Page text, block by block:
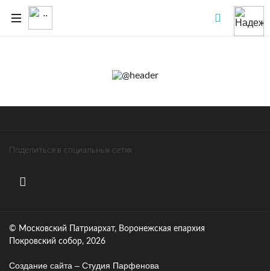
Поделиться в социальных сетях
© Московский Патриархат, Воронежcкая епархия
Покровский собор, 2026
Создание сайта – Cтудия Парфенова